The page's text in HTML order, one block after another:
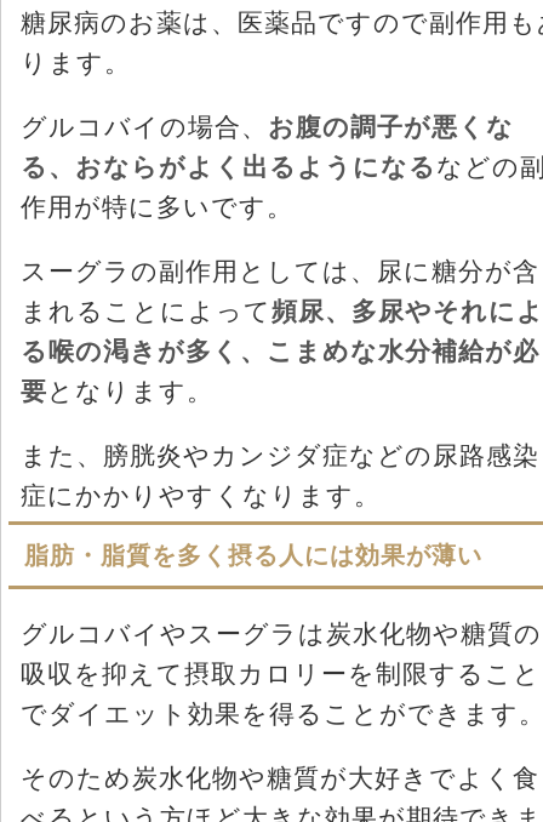
糖尿病のお薬は、医薬品ですので副作用も
ります。
グルコバイの場合、 お腹の調子が悪くな
る、おならがよく出るようになる などの
作用が特に多いです。
スーグラの副作用としては、尿に糖分が含
まれることによって頻尿、多尿やそれによ
る喉の渇きが多く、こまめな水分補給が必
要となります。
また、膀胱炎やカンジダ症などの尿路感染
症にかかりやすくなります。
脂肪・脂質を多く摂る人には効果が薄い
グルコバイやスーグラは炭水化物や糖質の
吸収を抑えて摂取カロリーを制限すること
でダイエット効果を得ることができます
そのため炭水化物や糖質が大好きでよく食